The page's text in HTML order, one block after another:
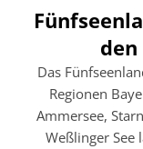
Das
Regionen
Ammersee,
Weßlinger See